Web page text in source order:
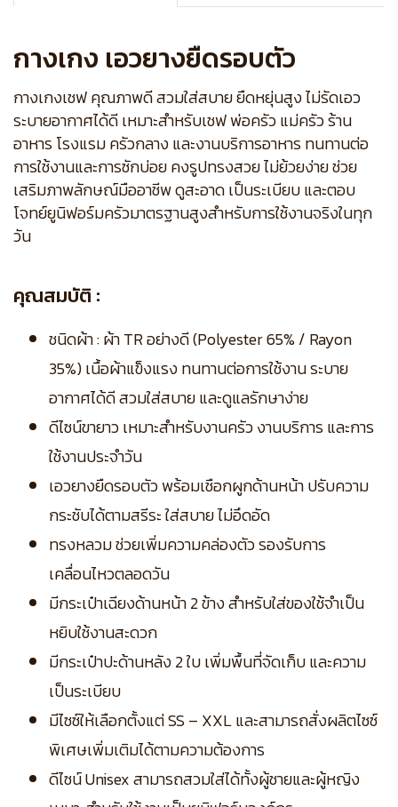
กางเกง เอวยางยืดรอบตัว
กางเกงเชฟ คุณภาพดี สวมใส่สบาย ยืดหยุ่นสูง ไม่รัดเอว
ระบายอากาศได้ดี เหมาะสำหรับเชฟ พ่อครัว แม่ครัว ร้าน
อาหาร โรงแรม ครัวกลาง และงานบริการอาหาร ทนทานต่อ
การใช้งานและการซักบ่อย คงรูปทรงสวย ไม่ย้วยง่าย ช่วย
เสริมภาพลักษณ์มืออาชีพ ดูสะอาด เป็นระเบียบ และตอบ
โจทย์ยูนิฟอร์มครัวมาตรฐานสูงสำหรับการใช้งานจริงในทุก
วัน
คุณสมบัติ :
ชนิดผ้า : ผ้า TR อย่างดี (Polyester 65% / Rayon
35%) เนื้อผ้าแข็งแรง ทนทานต่อการใช้งาน ระบาย
อากาศได้ดี สวมใส่สบาย และดูแลรักษาง่าย
ดีไซน์ขายาว เหมาะสำหรับงานครัว งานบริการ และการ
ใช้งานประจำวัน
เอวยางยืดรอบตัว พร้อมเชือกผูกด้านหน้า ปรับความ
กระชับได้ตามสรีระ ใส่สบาย ไม่อึดอัด
ทรงหลวม ช่วยเพิ่มความคล่องตัว รองรับการ
เคลื่อนไหวตลอดวัน
มีกระเป๋าเฉียงด้านหน้า 2 ข้าง สำหรับใส่ของใช้จำเป็น
หยิบใช้งานสะดวก
มีกระเป๋าปะด้านหลัง 2 ใบ เพิ่มพื้นที่จัดเก็บ และความ
เป็นระเบียบ
มีไซซ์ให้เลือกตั้งแต่ SS – XXL และสามารถสั่งผลิตไซซ์
พิเศษเพิ่มเติมได้ตามความต้องการ
ดีไซน์ Unisex สามารถสวมใส่ได้ทั้งผู้ชายและผู้หญิง